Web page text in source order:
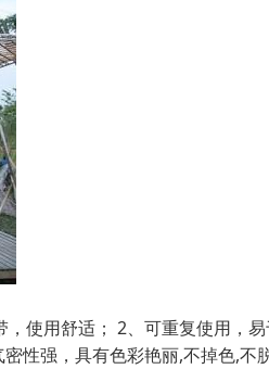
使用舒适； 2、可重复使用，
性强，具有色彩艳丽,不掉色,